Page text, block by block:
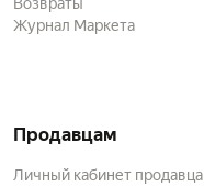
Журнал Маркета
Продавцам
Личный кабинет продавца